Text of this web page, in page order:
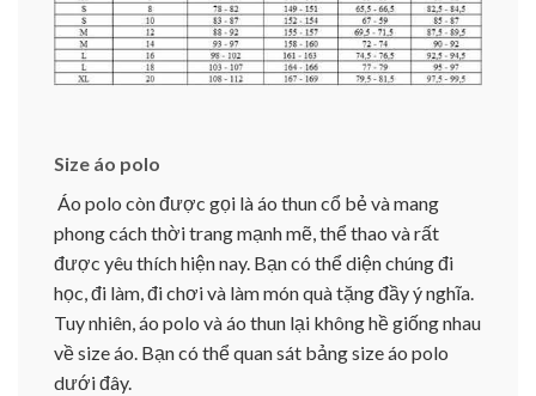
Size áo polo
Áo polo còn được gọi là áo thun cổ bẻ và mang
phong cách thời trang mạnh mẽ, thể thao và rất
được yêu thích hiện nay. Bạn có thể diện chúng đi
học, đi làm, đi chơi và làm món quà tặng đầy ý nghĩa.
Tuy nhiên, áo polo và áo thun lại không hề giống nhau
về size áo. Bạn có thể quan sát bảng size áo polo
dưới đây.